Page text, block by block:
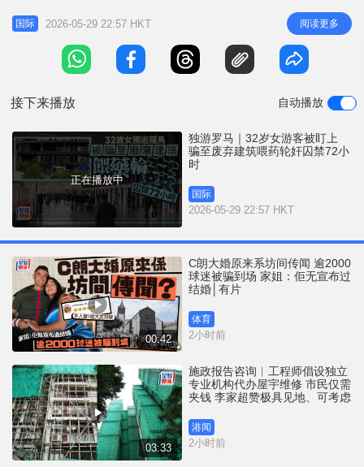
e
兜售大麻诱拐󠄆 据《每日邮报》报道，该名女游客9日
独自赴罗马旅游，案发当晚在特米尼（Termini）车站
附近一间餐厅用餐，离开时被一名陌生男子以兜售大
麻为由搭讪，引诱她跟着走了约一小时后，另一名男
国际 2026-05-29 22:57 HKT 阅读更多
接下来播放 自动播放
正在播放中
独游罗马｜32岁女游客被盯上
骗至废弃建筑喂药轮奸囚禁72小
时
国际
2026-05-29 22:57 HKT
00:42
C朗大婚原来系坊间传闻 逾2000
球迷被骗到场 家姐：佢无宣布过
结婚│有片
体育
2小时前
03:33
施政报告咨询︱工程师倡设独立
专业机构代办屋宇维修 市民仅需
夹钱 李家超赞极具见地、可考虑
港闻
2小时前